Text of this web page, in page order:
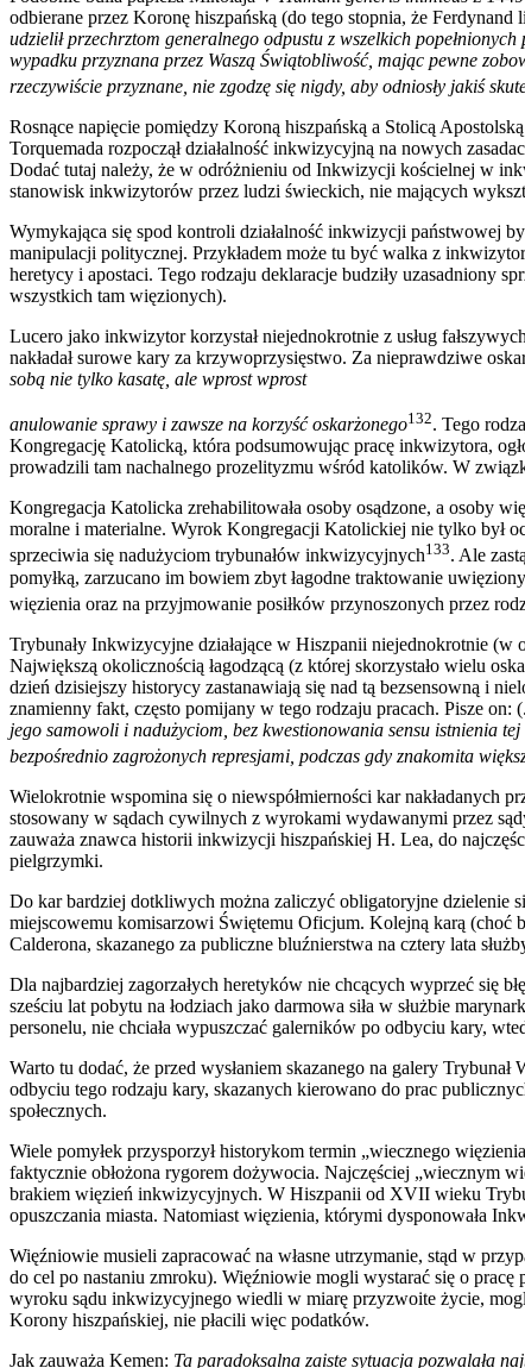
odbierane przez Koronę hiszpańską (do tego stopnia, że
udzielił przechrztom generalnego odpustu z wszelkich
wypadku przyznana przez Waszą Świątobliwość, mając pewne
rzeczywiście przyznane, nie zgodzę się nigdy, aby odniosły jakiś
Rosnące napięcie pomiędzy Koroną hiszpańską a Stolicą
Torquemada rozpoczął działalność inkwizycyjną na nowych
Dodać tutaj należy, że w odróżnieniu od Inkwizycji kościelnej w
stanowisk inkwizytorów przez ludzi świeckich, nie mających
Wymykająca się spod kontroli działalność inkwizycji państwowej
manipulacji politycznej. Przykładem może tu być walka z
heretycy i apostaci. Tego rodzaju deklaracje budziły uzasadniony
wszystkich tam więzionych).
Lucero jako inkwizytor korzystał niejednokrotnie z usług
nakładał surowe kary za krzywoprzysięstwo. Za nieprawdziwe
sobą nie tylko kasatę, ale wprost wprost
anulowanie sprawy i zawsze na korzyść oskarżonego132. Tego
Kongregację Katolicką, która podsumowując pracę inkwizytora,
prowadzili tam nachalnego prozelityzmu wśród katolików. W
Kongregacja Katolicka zrehabilitowała osoby osądzone, a osoby
moralne i materialne. Wyrok Kongregacji Katolickiej nie tylko był
sprzeciwia się nadużyciom trybunałów inkwizycyjnych133. Ale
pomyłką, zarzucano im bowiem zbyt łagodne traktowanie
więzienia oraz na przyjmowanie posiłków przynoszonych przez
Trybunały Inkwizycyjne działające w Hiszpanii niejednokrotnie (w
Największą okolicznością łagodzącą (z której skorzystało wielu
dzień dzisiejszy historycy zastanawiają się nad tą bezsensowną i
znamienny fakt, często pomijany w tego rodzaju pracach. Pisze on:
jego samowoli i nadużyciom, bez kwestionowania sensu istnienia
bezpośrednio zagrożonych represjami, podczas gdy znakomita
Wielokrotnie wspomina się o niewspółmierności kar nakładanych
stosowany w sądach cywilnych z wyrokami wydawanymi przez
zauważa znawca historii inkwizycji hiszpańskiej H. Lea, do
pielgrzymki.
Do kar bardziej dotkliwych można zaliczyć obligatoryjne dzielenie
miejscowemu komisarzowi Świętemu Oficjum. Kolejną karą (choć
Calderona, skazanego za publiczne bluźnierstwa na cztery lata
Dla najbardziej zagorzałych heretyków nie chcących wyprzeć się
sześciu lat pobytu na łodziach jako darmowa siła w służbie
personelu, nie chciała wypuszczać galerników po odbyciu kary,
Warto tu dodać, że przed wysłaniem skazanego na galery
odbyciu tego rodzaju kary, skazanych kierowano do prac
społecznych.
Wiele pomyłek przysporzył historykom termin „wiecznego
faktycznie obłożona rygorem dożywocia. Najczęściej „wiecznym
brakiem więzień inkwizycyjnych. W Hiszpanii od XVII wieku
opuszczania miasta. Natomiast więzienia, którymi dysponowała
Więźniowie musieli zapracować na własne utrzymanie, stąd w
do cel po nastaniu zmroku). Więźniowie mogli wystarać się o
wyroku sądu inkwizycyjnego wiedli w miarę przyzwoite życie,
Korony hiszpańskiej, nie płacili więc podatków.
Jak zauważa Kemen: Ta paradoksalna zaiste sytuacja pozwalała